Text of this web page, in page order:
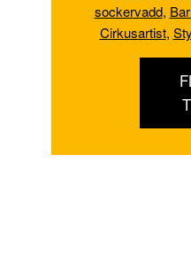
sockervadd,
Cirkusartist,